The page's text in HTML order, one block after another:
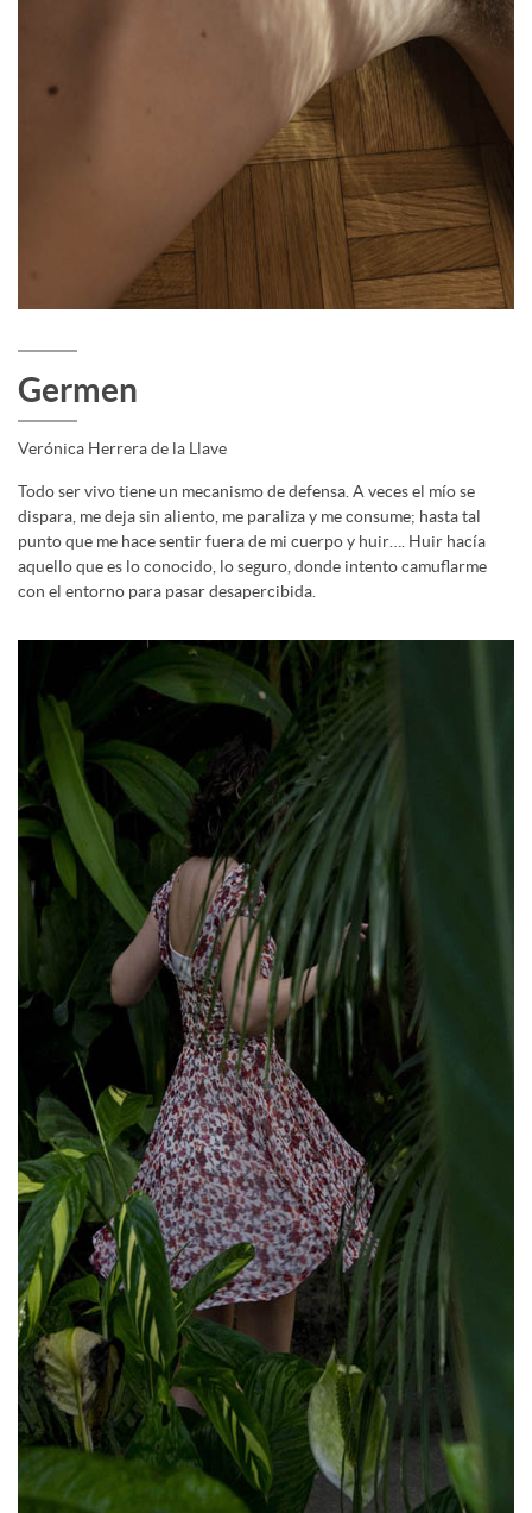
Germen
Verónica Herrera de la Llave
Todo ser vivo tiene un mecanismo de defensa. A veces el mío se
dispara, me deja sin aliento, me paraliza y me consume; hasta tal
punto que me hace sentir fuera de mi cuerpo y huir…. Huir hacía
aquello que es lo conocido, lo seguro, donde intento camuflarme
con el entorno para pasar desapercibida.